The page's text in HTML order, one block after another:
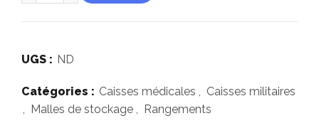
UGS : ND
Catégories : Caisses médicales
Caisses militaires
Malles de stockage Rangements